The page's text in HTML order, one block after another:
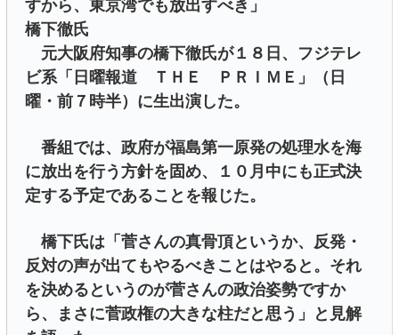
すから、東京湾でも放出すべき」
橋下徹氏
元大阪府知事の橋下徹氏が１８日、フジテレ
ビ系「日曜報道 ＴＨＥ ＰＲＩＭＥ」（日
曜・前７時半）に生出演した。
番組では、政府が福島第一原発の処理水を海
に放出を行う方針を固め、１０月中にも正式決
定する予定であることを報じた。
橋下氏は「菅さんの真骨頂というか、反発・
反対の声が出てもやるべきことはやると。それ
を決めるというのが菅さんの政治姿勢ですか
ら、まさに菅政権の大きな柱だと思う」と見解